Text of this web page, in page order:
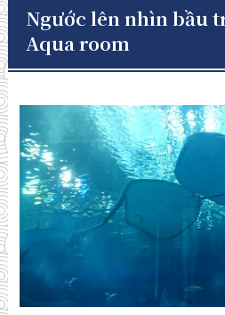
Ngước lên nhìn bầu
Aqua room